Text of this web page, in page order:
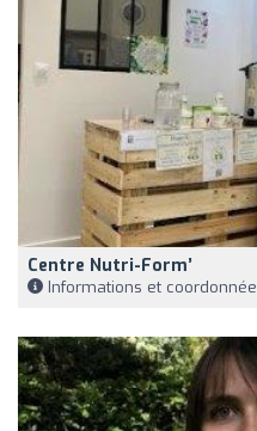
Centre Nutri-Form’
Informations et